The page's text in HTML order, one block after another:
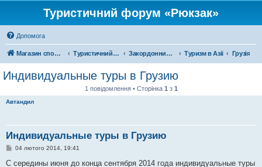
Туристичний форум «Рюкзак»
Допомога
Магазин спорядження Туристичний форум «Рюкзак» Закордонний туризм Туризм в Азії Грузія
Индивидуальные туры в Грузию
1 повідомлення • Сторінка 1 з 1
Автандил
Индивидуальные туры в Грузию
П
в
04 лютого 2014, 19:41
С середины июня до конца сентября 2014 года индивидуальные туры